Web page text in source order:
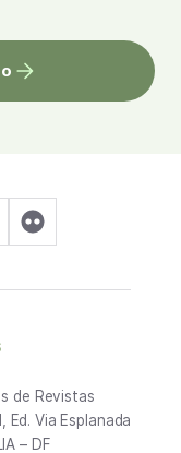
de Revistas
Ed. Via Esplanada
– DF